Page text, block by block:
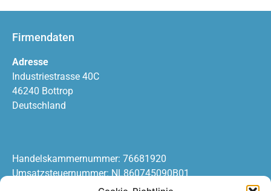
Firmendaten
Adresse
Industriestrasse 40C
46240 Bottrop
Deutschland
Handelskammernummer: 76681920
Umsatzsteuernummer: NL860745090B01